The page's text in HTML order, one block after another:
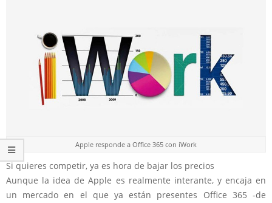
Apple responde a Office 365 con iWork
Si quieres competir, ya es hora de bajar los precios
Aunque la idea de Apple es realmente interante, y encaja en
un mercado en el que ya están presentes Office 365 -de